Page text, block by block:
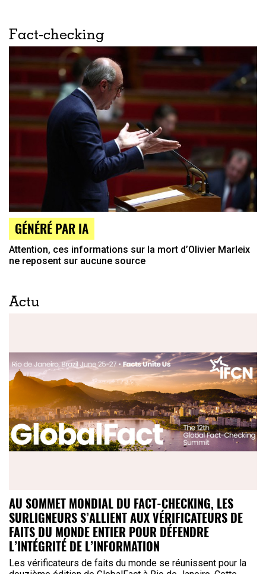
Fact-checking
GÉNÉRÉ PAR IA
Attention, ces informations sur la mort d’Olivier Marleix
ne reposent sur aucune source
Actu
AU SOMMET MONDIAL DU FACT-CHECKING, LES
SURLIGNEURS S’ALLIENT AUX VÉRIFICATEURS DE
FAITS DU MONDE ENTIER POUR DÉFENDRE
L’INTÉGRITÉ DE L’INFORMATION
Les vérificateurs de faits du monde se réunissent pour la